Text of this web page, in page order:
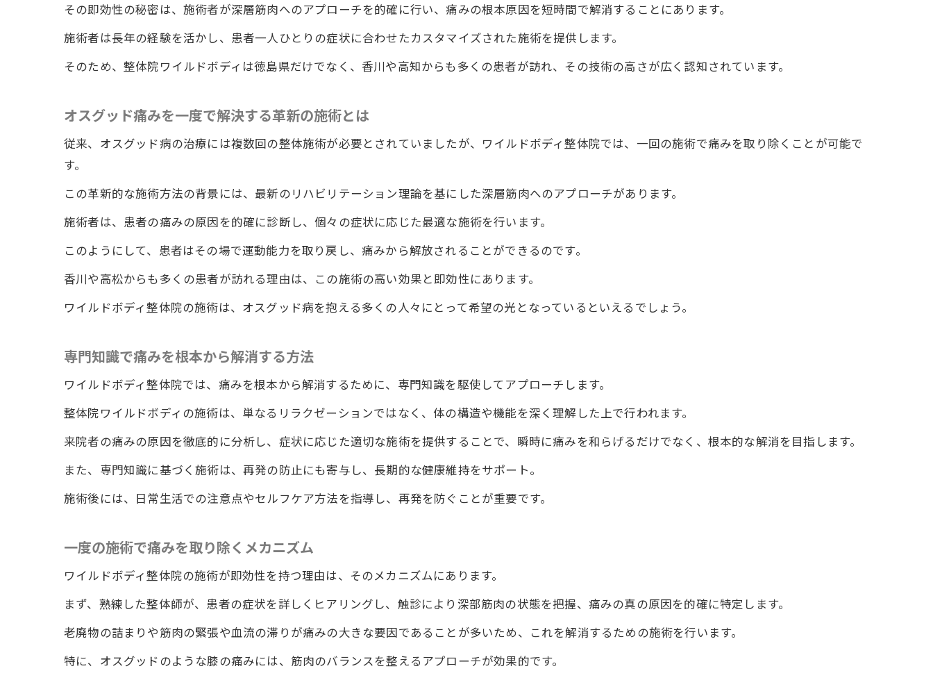
患者の経験談から見る整体院ワイルドボディの施術の効果
香川県内や高松市からも多くの患者が訪れる徳島の整体院ワイルドボディの魅力
香川県内や高松市からの患者が集まる理由
口コミで広がる整体院ワイルドボディの評判
施術に込められた豊富な専門知識
香川県内各地や高松市から訪れる価値のある整体体験
オスグッドに悩む方々へ徳島の整体院ワイルドボディがもたらす劇的な変化
整体院ワイルドボディがもたらす生活の質の向上
施術後の生活で実感する変化
患者が語る劇的な変化の体験
その場でジャンプ可能に！徳島の整体院ワイルドボディの効果を徹底解説
ジャンプが可能になる施術の原理
一回の施術で得られる驚きの効果
施術がもたらす運動パフォーマンスの向上
ジャンプを可能にする施術のプロセス
即効性のある施術が話題沸騰！徳島の整体院ワイルドボディを探る
なぜ即効性があるのか、その理由を解明
話題になる施術の背景にある技術
患者が集まる理由とは？その人気の秘密
徳島の整体院ワイルドボディの評判を築く技術力
その即効性の秘密は、施術者が深層筋肉へのアプローチを的確に行い、痛みの根本原因を短時間で解消することにあります。
施術者は長年の経験を活かし、患者一人ひとりの症状に合わせたカスタマイズされた施術を提供します。
そのため、整体院ワイルドボディは徳島県だけでなく、香川や高知からも多くの患者が訪れ、その技術の高さが広く認知されています。
オスグッド痛みを一度で解決する革新の施術とは
従来、オスグッド病の治療には複数回の整体施術が必要とされていましたが、ワイルドボディ整体院では、一回の施術で痛みを取り除くことが可能で
す。
この革新的な施術方法の背景には、最新のリハビリテーション理論を基にした深層筋肉へのアプローチがあります。
施術者は、患者の痛みの原因を的確に診断し、個々の症状に応じた最適な施術を行います。
このようにして、患者はその場で運動能力を取り戻し、痛みから解放されることができるのです。
香川や高松からも多くの患者が訪れる理由は、この施術の高い効果と即効性にあります。
ワイルドボディ整体院の施術は、オスグッド病を抱える多くの人々にとって希望の光となっているといえるでしょう。
専門知識で痛みを根本から解消する方法
ワイルドボディ整体院では、痛みを根本から解消するために、専門知識を駆使してアプローチします。
整体院ワイルドボディの施術は、単なるリラクゼーションではなく、体の構造や機能を深く理解した上で行われます。
来院者の痛みの原因を徹底的に分析し、症状に応じた適切な施術を提供することで、瞬時に痛みを和らげるだけでなく、根本的な解消を目指します。
また、専門知識に基づく施術は、再発の防止にも寄与し、長期的な健康維持をサポート。
施術後には、日常生活での注意点やセルフケア方法を指導し、再発を防ぐことが重要です。
一度の施術で痛みを取り除くメカニズム
ワイルドボディ整体院の施術が即効性を持つ理由は、そのメカニズムにあります。
まず、熟練した整体師が、患者の症状を詳しくヒアリングし、触診により深部筋肉の状態を把握、痛みの真の原因を的確に特定します。
老廃物の詰まりや筋肉の緊張や血流の滞りが痛みの大きな要因であることが多いため、これを解消するための施術を行います。
特に、オスグッドのような膝の痛みには、筋肉のバランスを整えるアプローチが効果的です。